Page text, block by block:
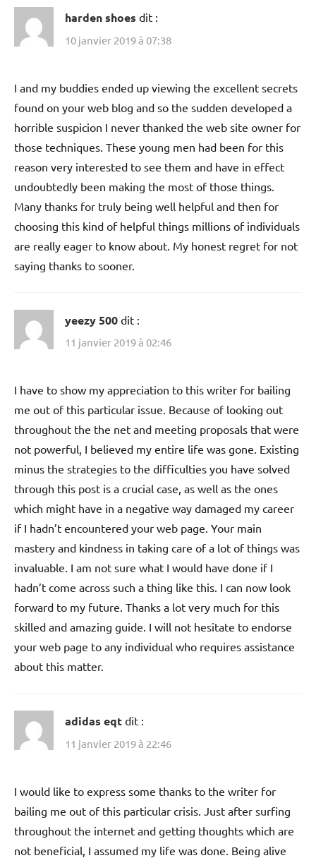
harden shoes dit :
10 janvier 2019 à 07:38
I and my buddies ended up viewing the excellent secrets
found on your web blog and so the sudden developed a
horrible suspicion I never thanked the web site owner for
those techniques. These young men had been for this
reason very interested to see them and have in effect
undoubtedly been making the most of those things.
Many thanks for truly being well helpful and then for
choosing this kind of helpful things millions of individuals
are really eager to know about. My honest regret for not
saying thanks to sooner.
yeezy 500 dit :
11 janvier 2019 à 02:46
I have to show my appreciation to this writer for bailing
me out of this particular issue. Because of looking out
throughout the the net and meeting proposals that were
not powerful, I believed my entire life was gone. Existing
minus the strategies to the difficulties you have solved
through this post is a crucial case, as well as the ones
which might have in a negative way damaged my career
if I hadn’t encountered your web page. Your main
mastery and kindness in taking care of a lot of things was
invaluable. I am not sure what I would have done if I
hadn’t come across such a thing like this. I can now look
forward to my future. Thanks a lot very much for this
skilled and amazing guide. I will not hesitate to endorse
your web page to any individual who requires assistance
about this matter.
adidas eqt dit :
11 janvier 2019 à 22:46
I would like to express some thanks to the writer for
bailing me out of this particular crisis. Just after surfing
throughout the internet and getting thoughts which are
not beneficial, I assumed my life was done. Being alive